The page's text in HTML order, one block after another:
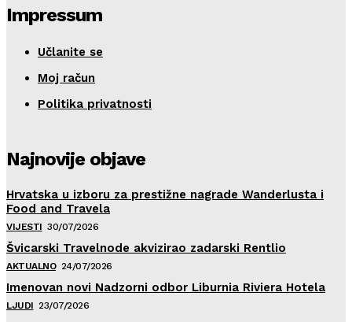
Impressum
Učlanite se
Moj račun
Politika privatnosti
Najnovije objave
Hrvatska u izboru za prestižne nagrade Wanderlusta i
Food and Travela
VIJESTI 30/07/2026
Švicarski Travelnode akvizirao zadarski Rentlio
AKTUALNO 24/07/2026
Imenovan novi Nadzorni odbor Liburnia Riviera Hotela
LJUDI 23/07/2026